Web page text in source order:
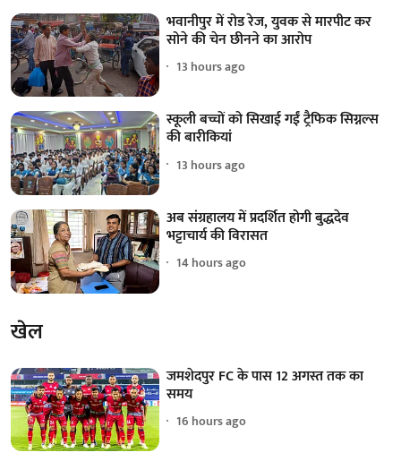
भवानीपुर में रोड रेज, युवक से मारपीट कर
सोने की चेन छीनने का आरोप
13 hours ago
स्कूली बच्चों को सिखाई गईं ट्रैफिक सिग्नल्स
की बारीकियां
13 hours ago
अब संग्रहालय में प्रदर्शित होगी बुद्धदेव
भट्टाचार्य की विरासत
14 hours ago
खेल
जमशेदपुर FC के पास 12 अगस्त तक का
समय
16 hours ago